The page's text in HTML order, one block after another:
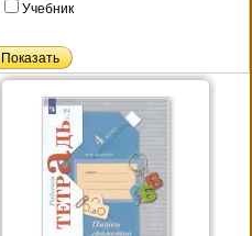
Учебник